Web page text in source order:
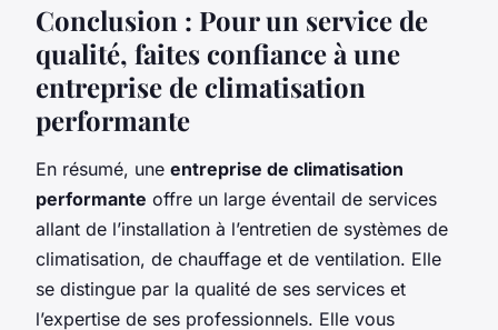
Conclusion : Pour un service de
qualité, faites confiance à une
entreprise de climatisation
performante
En résumé, une entreprise de climatisation
performante offre un large éventail de services
allant de l’installation à l’entretien de systèmes de
climatisation, de chauffage et de ventilation. Elle
se distingue par la qualité de ses services et
l’expertise de ses professionnels. Elle vous